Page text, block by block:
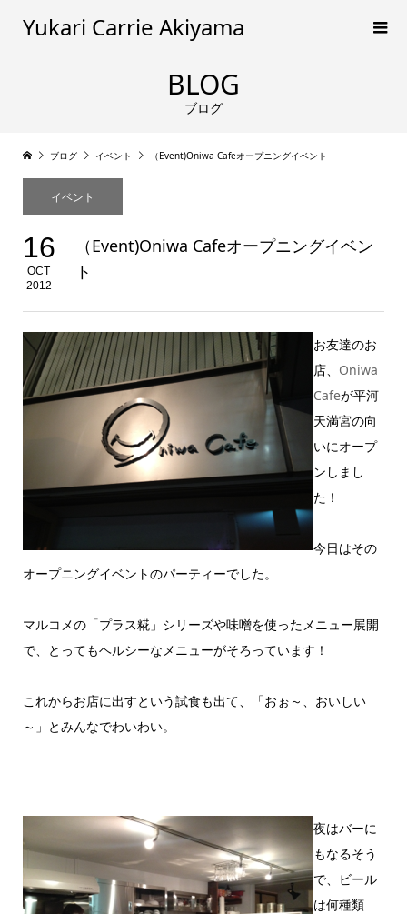
Yukari Carrie Akiyama
BLOG
ブログ
ブログ イベント （Event)Oniwa Cafeオープニングイベント
イベント
16
OCT
2012
（Event)Oniwa Cafeオープニングイベン
ト
お友達のお
店、 Oniwa
Cafeが平河
天満宮の向
いにオープ
ンしまし
た！
今日はその
オープニングイベントのパーティーでした。
マルコメの「プラス糀」シリーズや味噌を使ったメニュー展開
で、とってもヘルシーなメニューがそろっています！
これからお店に出すという試食も出て、「おぉ～、おいしい
～」とみんなでわいわい。
夜はバーに
もなるそう
で、ビール
は何種類